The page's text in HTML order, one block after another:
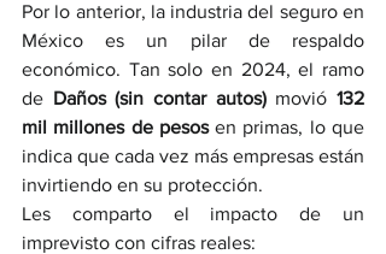
Por lo anterior, la industria del seguro en
México es un pilar de respaldo
económico. Tan solo en 2024, el ramo
de Daños (sin contar autos) movió 132
mil millones de pesos en primas, lo que
indica que cada vez más empresas están
invirtiendo en su protección.
Les comparto el impacto de un
imprevisto con cifras reales: